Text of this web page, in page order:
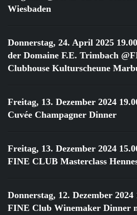
Wiesbaden
Donnerstag, 24. April 2025
der Domaine F.E. Trimbach
Clubhouse Kulturscheune
Freitag, 13. Dezember 2024
Cuvée Champagner Dinner
Freitag, 13. Dezember 2024
FINE CLUB Masterclass
Donnerstag, 12. Dezember
FINE Club Winemaker Dinner